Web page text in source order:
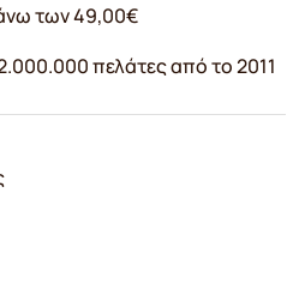
των 49,00€
πελάτες από το 2011